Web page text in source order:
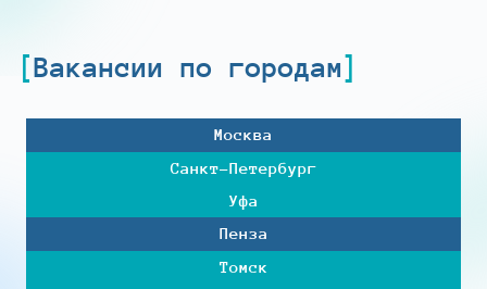
Вакансии по городам
Москва
Санкт-Петербург
Уфа
Пенза
Томск